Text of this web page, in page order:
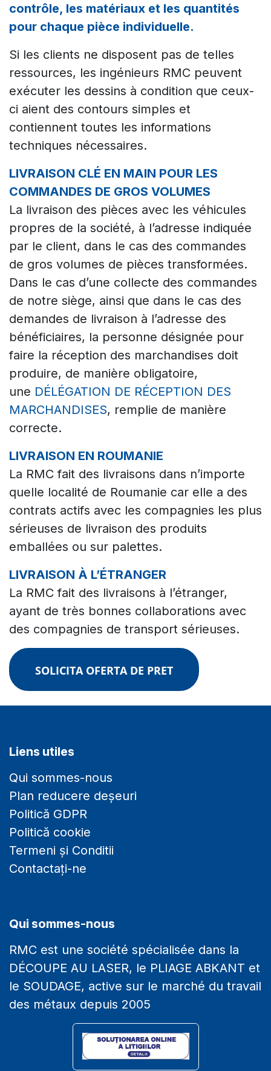
contrôle, les matériaux et les quantités
pour chaque pièce individuelle.
Si les clients ne disposent pas de telles
ressources, les ingénieurs RMC peuvent
exécuter les dessins à condition que ceux-
ci aient des contours simples et
contiennent toutes les informations
techniques nécessaires.
LIVRAISON CLÉ EN MAIN POUR LES
COMMANDES DE GROS VOLUMES
La livraison des pièces avec les véhicules
propres de la société, à l’adresse indiquée
par le client, dans le cas des commandes
de gros volumes de pièces transformées.
Dans le cas d’une collecte des commandes
de notre siège, ainsi que dans le cas des
demandes de livraison à l’adresse des
bénéficiaires, la personne désignée pour
faire la réception des marchandises doit
produire, de manière obligatoire,
une DÉLÉGATION DE RÉCEPTION DES
MARCHANDISES, remplie de manière
correcte.
LIVRAISON EN ROUMANIE
La RMC fait des livraisons dans n’importe
quelle localité de Roumanie car elle a des
contrats actifs avec les compagnies les plus
sérieuses de livraison des produits
emballées ou sur palettes.
LIVRAISON À L’ÉTRANGER
La RMC fait des livraisons à l’étranger,
ayant de très bonnes collaborations avec
des compagnies de transport sérieuses.
SOLICITA OFERTA DE PRET
Liens utiles
Qui sommes-nous
Plan reducere deșeuri
Politică GDPR
Politică cookie
Termeni și Conditii
Contactați-ne
Qui sommes-nous
RMC est une société spécialisée dans la
DÉCOUPE AU LASER, le PLIAGE ABKANT et
le SOUDAGE, active sur le marché du travail
des métaux depuis 2005